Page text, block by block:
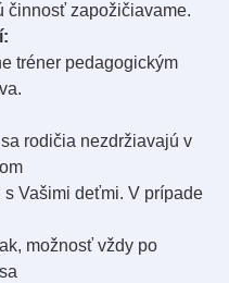
činnosť zapožičiavame.
tréner pedagogickým
rodičia nezdržiavajú v
Vašimi deťmi. V prípade
možnosť vždy po